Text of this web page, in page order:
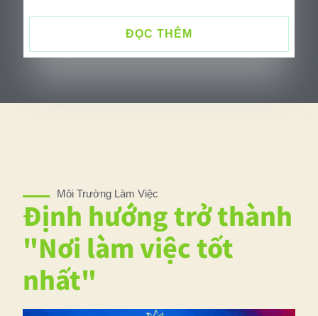
ĐỌC THÊM
Môi Trường Làm Việc
Định hướng trở thành
"Nơi làm việc tốt
nhất"